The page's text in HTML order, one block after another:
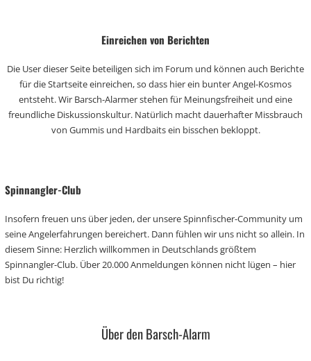
Einreichen von Berichten
Die User dieser Seite beteiligen sich im Forum und können auch Berichte
für die Startseite einreichen, so dass hier ein bunter Angel-Kosmos
entsteht. Wir Barsch-Alarmer stehen für Meinungsfreiheit und eine
freundliche Diskussionskultur. Natürlich macht dauerhafter Missbrauch
von Gummis und Hardbaits ein bisschen bekloppt.
Spinnangler-Club
Insofern freuen uns über jeden, der unsere Spinnfischer-Community um
seine Angelerfahrungen bereichert. Dann fühlen wir uns nicht so allein. In
diesem Sinne: Herzlich willkommen in Deutschlands größtem
Spinnangler-Club. Über 20.000 Anmeldungen können nicht lügen – hier
bist Du richtig!
Über den Barsch-Alarm